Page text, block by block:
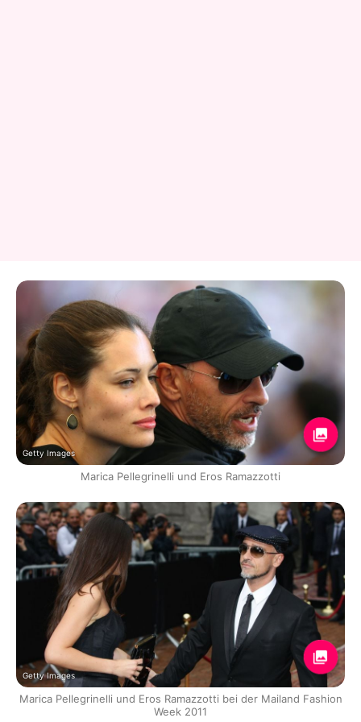
Getty Images
Marica Pellegrinelli und Eros Ramazzotti
Getty Images
Marica Pellegrinelli und Eros Ramazzotti bei der Mailand Fashion
Week 2011